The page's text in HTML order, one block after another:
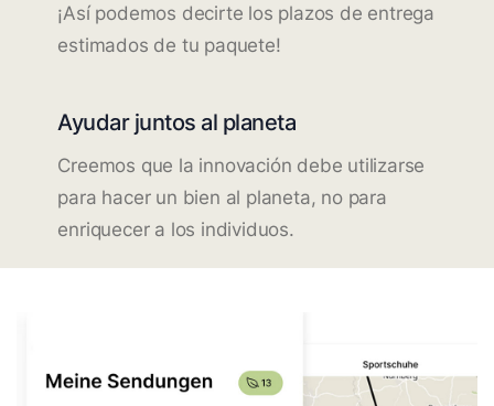
¡Así podemos decirte los plazos de entrega
estimados de tu paquete!
Ayudar juntos al planeta
Creemos que la innovación debe utilizarse
para hacer un bien al planeta, no para
enriquecer a los individuos.